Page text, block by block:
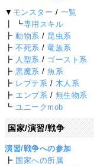
▼ モンスター / 一覧
┃ ┗専用スキル
┣動物系 / 昆虫系
┣不死系 /竜族系
┣ 人型系 / ゴースト系
┣ 悪魔系 /魚系
┣ レプテ系 / 木人系
┣ エンブ系 / 無生物系
┗ ユニークmob
国家/演習/戦争
演習/戦争への参加
┣ 国家への所属